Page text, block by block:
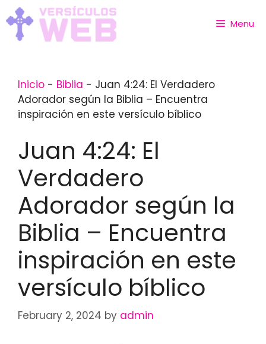
Skip
to
content
Menu
Inicio - Biblia - Juan 4:24: El Verdadero
Adorador según la Biblia – Encuentra
inspiración en este versículo bíblico
Juan 4:24: El
Verdadero
Adorador según la
Biblia – Encuentra
inspiración en este
versículo bíblico
February 2, 2024 by admin